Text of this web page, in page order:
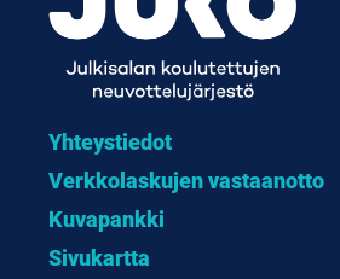
Yhteystiedot
Verkkolaskujen vastaanotto
Kuvapankki
Sivukartta